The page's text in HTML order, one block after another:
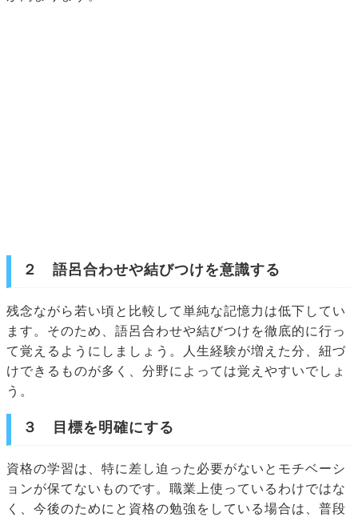
２ 語呂合わせや結びつけを意識する
残念ながら若い頃と比較して単純な記憶力は低下してい
ます。そのため、語呂合わせや結びつけを徹底的に行っ
て覚えるようにしましょう。人生経験が増えた分、紐づ
けできるものが多く、分野によっては覚えやすいでしょ
う。
３ 目標を明確にする
資格の学習は、特に差し迫った必要がないとモチベーシ
ョンが保てないものです。職業上使っているわけではな
く、今後のためにと資格の勉強をしている場合は、普段